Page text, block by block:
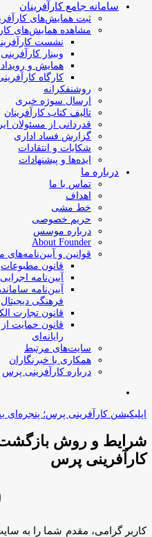
سامانه جامع کارآفرینان
ثبت همایش‌های
مشاهده همایش‌های
نشست
وبینار کارآفرینی
همایش و رویداد
کارگاه
روشنفکرانه
ارسال سوژه‌ خبری
تالیف کتاب کارآفرینان
قدردانی از مسئولان
گزارش فساد اداری
شکایات و انتقادات
ایده‌ها و پیشنهادات
درباره ما
تماس با ما
اهداف
خط مشی
حریم خصوصی
درباره موسس
About Founder
قوانین و آیین‌نامه‌های
‌قانون مطبوعات
آیین‌نامه
آیین‌نامه
فرهنگی دیجیتال
قانون تجارت
قانون حمایت
رایانه‌ای
سایت‌های مرتبط
همکاری با خبرنگاران
درباره کارآفرینی پرس
اپلیکیشن کارآفرینی پرس؛ پنجره‌ای
شرایط و روش بازگشت
کارآفرینی پرس
کاربر گرامی، مقدم شما را به